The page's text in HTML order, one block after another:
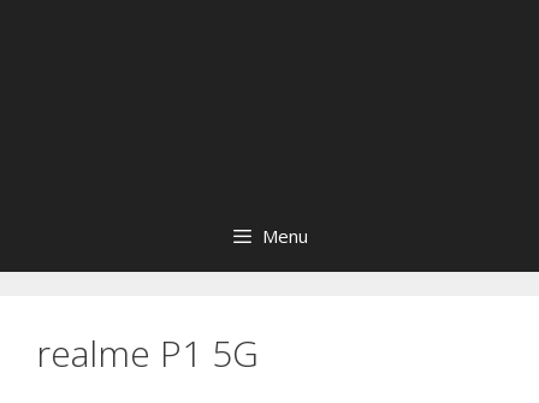
Menu
realme P1 5G